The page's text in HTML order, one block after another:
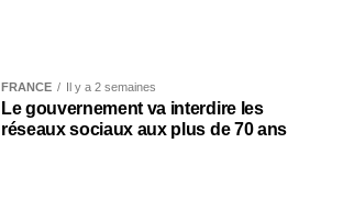
FRANCE Il y a 2 semaines
Le gouvernement va interdire les
réseaux sociaux aux plus de 70 ans